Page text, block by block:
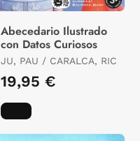
Abecedario Ilustrado
con Datos Curiosos
JU, PAU / CARALCA, RIC
19,95 €